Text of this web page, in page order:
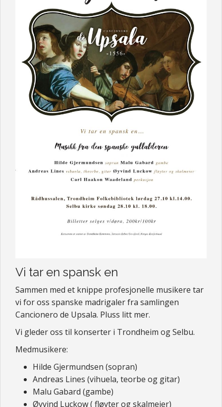
Vi tar en spansk en
Sammen med et knippe profesjonelle musikere tar
vi for oss spanske madrigaler fra samlingen
Cancionero de Upsala. Pluss litt mer.
Vi gleder oss til konserter i Trondheim og Selbu.
Medmusikere:
Hilde Gjermundsen (sopran)
Andreas Lines (vihuela, teorbe og gitar)
Malu Gabard (gambe)
Øyvind Luckow ( fløyter og skalmeier)